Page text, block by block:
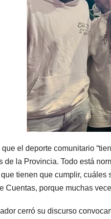
que el deporte comunitario
de la Provincia. Todo está
tienen que cumplir,
Cuentas, porque muchas
cerró su discurso